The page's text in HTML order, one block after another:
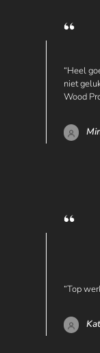
“Heel
niet
Wood
“Top